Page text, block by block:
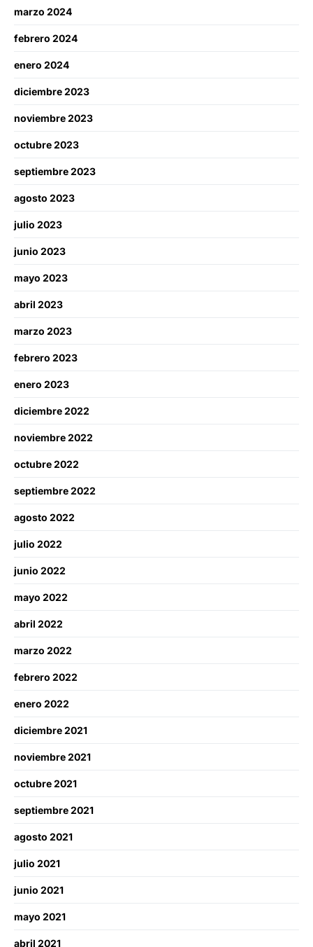
marzo 2024
febrero 2024
enero 2024
diciembre 2023
noviembre 2023
octubre 2023
septiembre 2023
agosto 2023
julio 2023
junio 2023
mayo 2023
abril 2023
marzo 2023
febrero 2023
enero 2023
diciembre 2022
noviembre 2022
octubre 2022
septiembre 2022
agosto 2022
julio 2022
junio 2022
mayo 2022
abril 2022
marzo 2022
febrero 2022
enero 2022
diciembre 2021
noviembre 2021
octubre 2021
septiembre 2021
agosto 2021
julio 2021
junio 2021
mayo 2021
abril 2021